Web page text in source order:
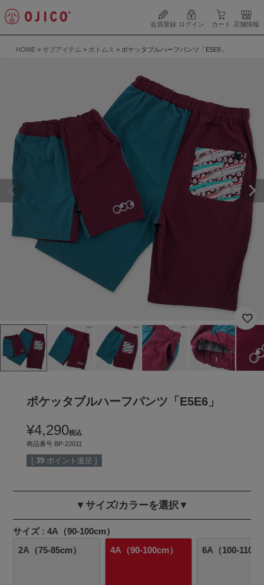
会員登録 ログイン カート 店舗情報
HOME サブアイテム ボトムス ポケッタブルハーフパンツ「E5E6」
ポケッタブルハーフパンツ「E5E6」
¥4,290税込
商品番号 BP-22011
[ 39 ポイント進呈 ]
▼サイズ/カラーを選択▼
サイズ
4A（90-100cm）
2A（75-85cm）
4A（90-100cm） 6A（100-